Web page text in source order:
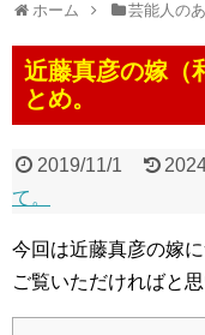
ホーム 芸能人の
近藤真彦の嫁（
とめ。
2019/11/1
て。
今回は近藤真彦の嫁
ご覧いただければと思